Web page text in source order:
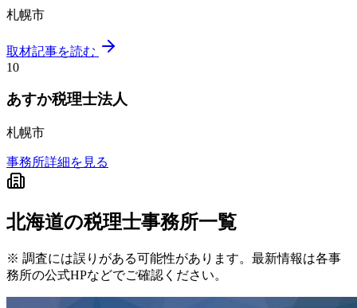
札幌市
取材記事を読む
10
あすか税理士法人
札幌市
事務所詳細を見る
北海道の税理士事務所一覧
※ 調査には誤りがある可能性があります。最新情報は各事
務所の公式HPなどでご確認ください。